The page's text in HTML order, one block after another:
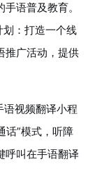
语普及教育。
划：打造一个线
推广活动，提供
语视频翻译小程
话”模式，听障
呼叫在手语翻译